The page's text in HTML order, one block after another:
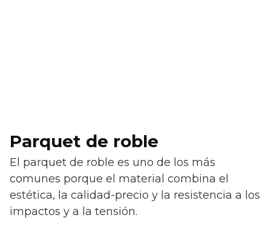
Parquet de roble
El parquet de roble es uno de los más
comunes porque el material combina el
estética, la calidad-precio y la resistencia a los
impactos y a la tensión.